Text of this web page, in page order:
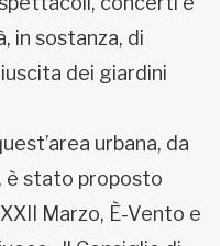
in sostanza, di
dei giardini
urbana, da
è stato proposto
Marzo, È-Vento e